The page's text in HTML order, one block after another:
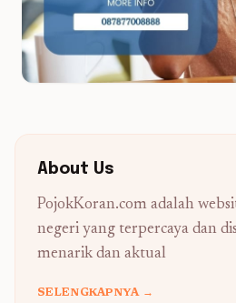
About Us
PojokKoran.com adalah
negeri yang terpercaya dan
menarik dan aktual
SELENGKAPNYA →